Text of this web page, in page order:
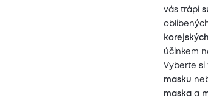
vás trápí
účinkem
Vyberte si
masku
maskaa